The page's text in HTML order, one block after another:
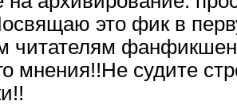
это фик в
читателям
мнения!!Не судите